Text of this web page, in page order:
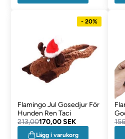
- 20%
Flamingo Jul Gosedjur För
Hunden Ren Taci
213,00170,00 SEK
Lägg i varukorg